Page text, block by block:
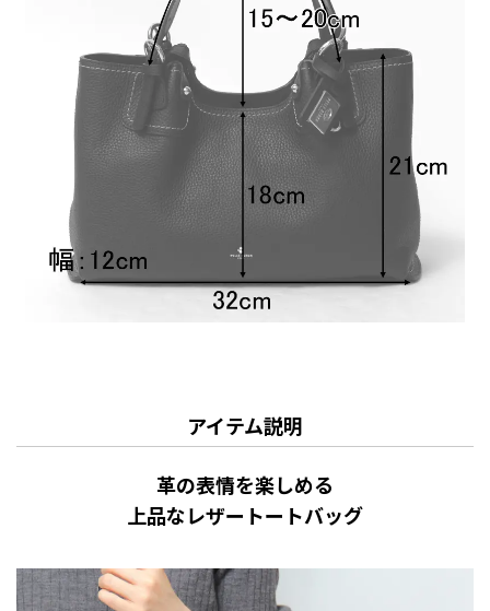
アイテム説明
革の表情を楽しめる
上品なレザートートバッグ